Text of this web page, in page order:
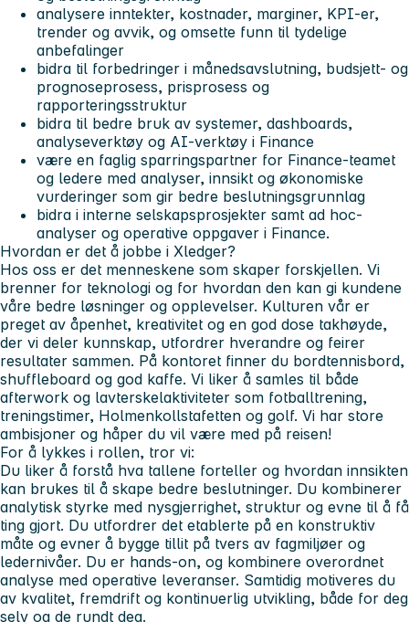
analysere inntekter, kostnader, marginer, KPI-er,
trender og avvik, og omsette funn til tydelige
anbefalinger
bidra til forbedringer i månedsavslutning, budsjett- og
prognoseprosess, prisprosess og
rapporteringsstruktur
bidra til bedre bruk av systemer, dashboards,
analyseverktøy og AI-verktøy i Finance
være en faglig sparringspartner for Finance-teamet
og ledere med analyser, innsikt og økonomiske
vurderinger som gir bedre beslutningsgrunnlag
bidra i interne selskapsprosjekter samt ad hoc-
analyser og operative oppgaver i Finance.
Hvordan er det å jobbe i Xledger?
Hos oss er det menneskene som skaper forskjellen. Vi
brenner for teknologi og for hvordan den kan gi kundene
våre bedre løsninger og opplevelser. Kulturen vår er
preget av åpenhet, kreativitet og en god dose takhøyde,
der vi deler kunnskap, utfordrer hverandre og feirer
resultater sammen. På kontoret finner du bordtennisbord,
shuffleboard og god kaffe. Vi liker å samles til både
afterwork og lavterskelaktiviteter som fotballtrening,
treningstimer, Holmenkollstafetten og golf. Vi har store
ambisjoner og håper du vil være med på reisen!
For å lykkes i rollen, tror vi:
Du liker å forstå hva tallene forteller og hvordan innsikten
kan brukes til å skape bedre beslutninger. Du kombinerer
analytisk styrke med nysgjerrighet, struktur og evne til å få
ting gjort. Du utfordrer det etablerte på en konstruktiv
måte og evner å bygge tillit på tvers av fagmiljøer og
ledernivåer. Du er hands-on, og kombinere overordnet
analyse med operative leveranser. Samtidig motiveres du
av kvalitet, fremdrift og kontinuerlig utvikling, både for deg
selv og de rundt deg.